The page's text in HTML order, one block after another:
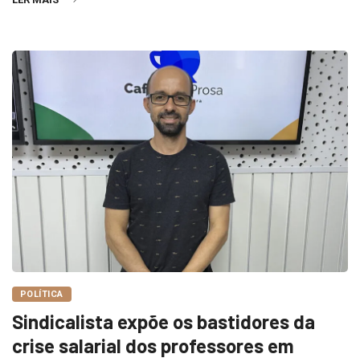
POLÍTICA
Sindicalista expõe os bastidores da
crise salarial dos professores em